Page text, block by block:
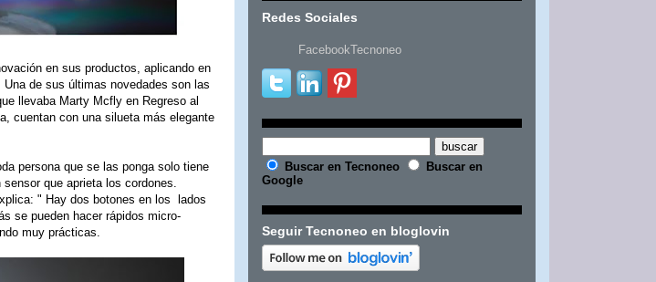
en sus productos, aplicando en
de sus últimas novedades son las
llevaba Marty Mcfly en Regreso al
cuentan con una silueta más elegante
persona que se las ponga solo tiene
que aprieta los cordones.
" Hay dos botones en los lados
se pueden hacer rápidos micro-
muy prácticas.
Redes Sociales
FacebookTecnoneo
Buscar en Tecnoneo
Buscar en
Google
Seguir Tecnoneo en bloglovin